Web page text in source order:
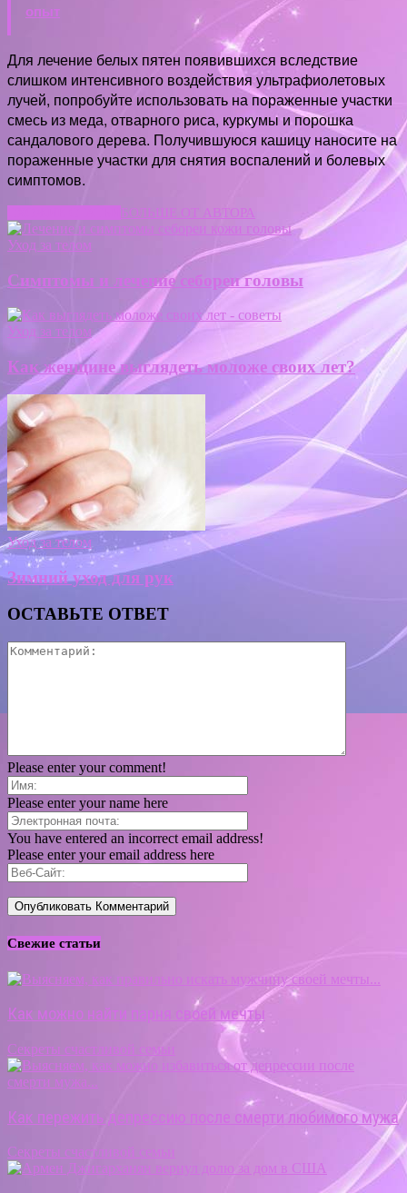
опыт
Для лечение белых пятен появившихся вследствие
слишком интенсивного воздействия ультрафиолетовых
лучей, попробуйте использовать на пораженные участки
смесь из меда, отварного риса, куркумы и порошка
сандалового дерева. Получившуюся кашицу наносите на
пораженные участки для снятия воспалений и болевых
симптомов.
БОЛЬШЕ ОТ АВТОРА
Уход за телом
Симптомы и лечение себореи головы
Уход за телом
Как женщине выглядеть моложе своих лет?
Уход за телом
Зимний уход для рук
ОСТАВЬТЕ ОТВЕТ
Please enter your comment!
Please enter your name here
You have entered an incorrect email address!
Please enter your email address here
Свежие статьи
Как можно найти парня своей мечты
Секреты счастливой семьи
Как пережить депрессию после смерти любимого мужа
Секреты счастливой семьи